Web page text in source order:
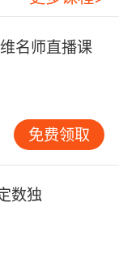
起来变成挂
形式，既能
名师直播课
免费领取
数独